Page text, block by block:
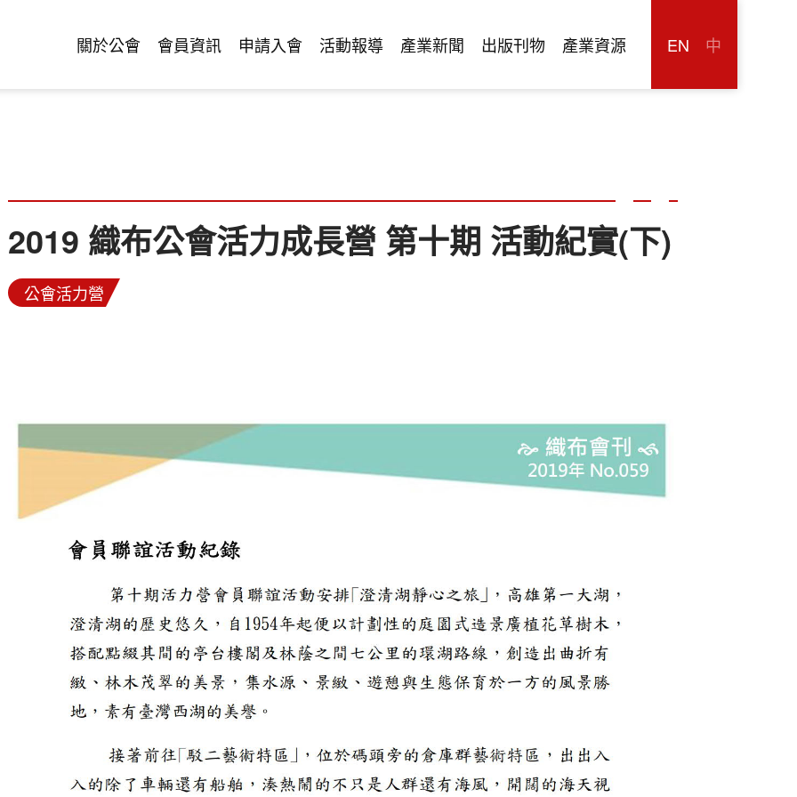
關於公會 會員資訊 申請入會 活動報導 產業新聞 出版刊物 產業資源 EN 中
2019 織布公會活力成長營 第十期 活動紀實(下)
公會活力營